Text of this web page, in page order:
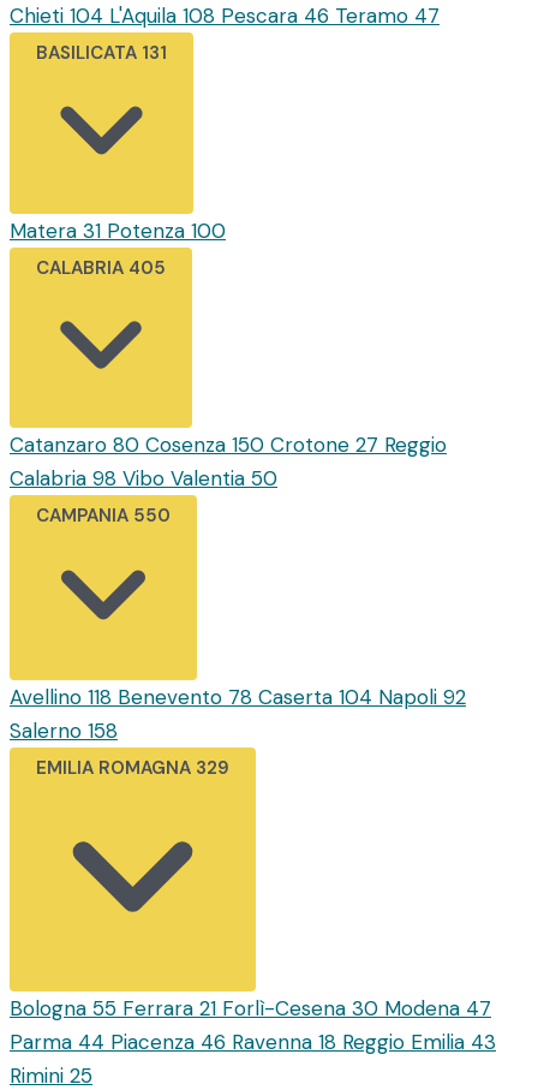
Chieti 104 L'Aquila 108 Pescara 46 Teramo 47
BASILICATA 131
Matera 31 Potenza 100
CALABRIA 405
Catanzaro 80 Cosenza 150 Crotone 27 Reggio
Calabria 98 Vibo Valentia 50
CAMPANIA 550
Avellino 118 Benevento 78 Caserta 104 Napoli 92
Salerno 158
EMILIA ROMAGNA 329
Bologna 55 Ferrara 21 Forlì-Cesena 30 Modena 47
Parma 44 Piacenza 46 Ravenna 18 Reggio Emilia 43
Rimini 25